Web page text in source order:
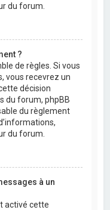
du forum.
?
de règles. Si vous
vous recevrez un
décision
du forum, phpBB
du règlement
du forum.
à un
activé cette